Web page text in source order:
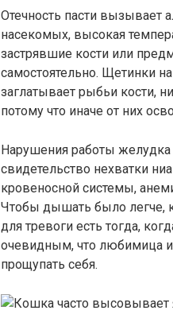
Отечность пасти вызывает
насекомых, высокая
застрявшие кости или
самостоятельно. Щетинки
заглатывает рыбьи кости,
потому что иначе от них
Нарушения работы
свидетельство нехватки
кровеносной системы,
Чтобы дышать было легче,
для тревоги есть тогда,
очевидным, что любимица
прощупать себя.